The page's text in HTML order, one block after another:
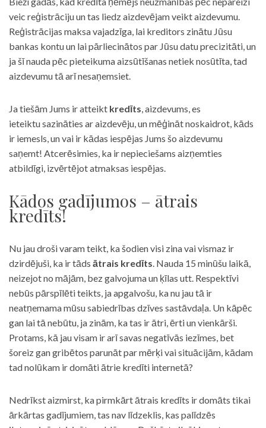
veic reģistrāciju un tas liedz aizdevējam veikt aizdevumu.
Reģistrācijas maksa vajadzīga, lai kreditors zinātu Jūsu
bankas kontu un lai pārliecinātos par Jūsu datu precizitāti, un
ja šī nauda pēc pieteikuma aizsūtīšanas netiek nosūtīta, tad
aizdevumu tā arī nesaņemsiet.
Ja tiešām Jums ir atteikt kredīts, aizdevums, es
ieteiktu sazināties ar aizdevēju, un mēģināt noskaidrot, kāds
ir iemesls, un vai ir kādas iespējas Jums šo aizdevumu
saņemt! Atcerēsimies, ka ir nepieciešams aizņemties
atbildīgi, izvērtējot atmaksas iespējas.
Kādos gadījumos – ātrais
kredīts!
Nu jau droši varam teikt, ka šodien visi zina vai vismaz ir
dzirdējuši, ka ir tāds ātrais kredīts. Nauda 15 minūšu laikā,
neizejot no mājām, bez galvojuma un ķīlas utt. Respektīvi
nebūs pārspīlēti teikts, ja apgalvošu, ka nu jau tā ir
neatņemama mūsu sabiedrības dzīves sastāvdaļa. Un kāpēc
gan lai tā nebūtu, ja zinām, ka tas ir ātri, ērti un vienkārši.
Protams, kā jau visam ir arī savas negatīvās iezīmes, bet
šoreiz gan gribētos parunāt par mērķi vai situācijām, kādam
tad nolūkam ir domāti ātrie kredīti internetā?
Nedrīkst aizmirst, ka pirmkārt ātrais kredīts ir domāts tikai
ārkārtas gadījumiem, tas nav līdzeklis, kas palīdzēs